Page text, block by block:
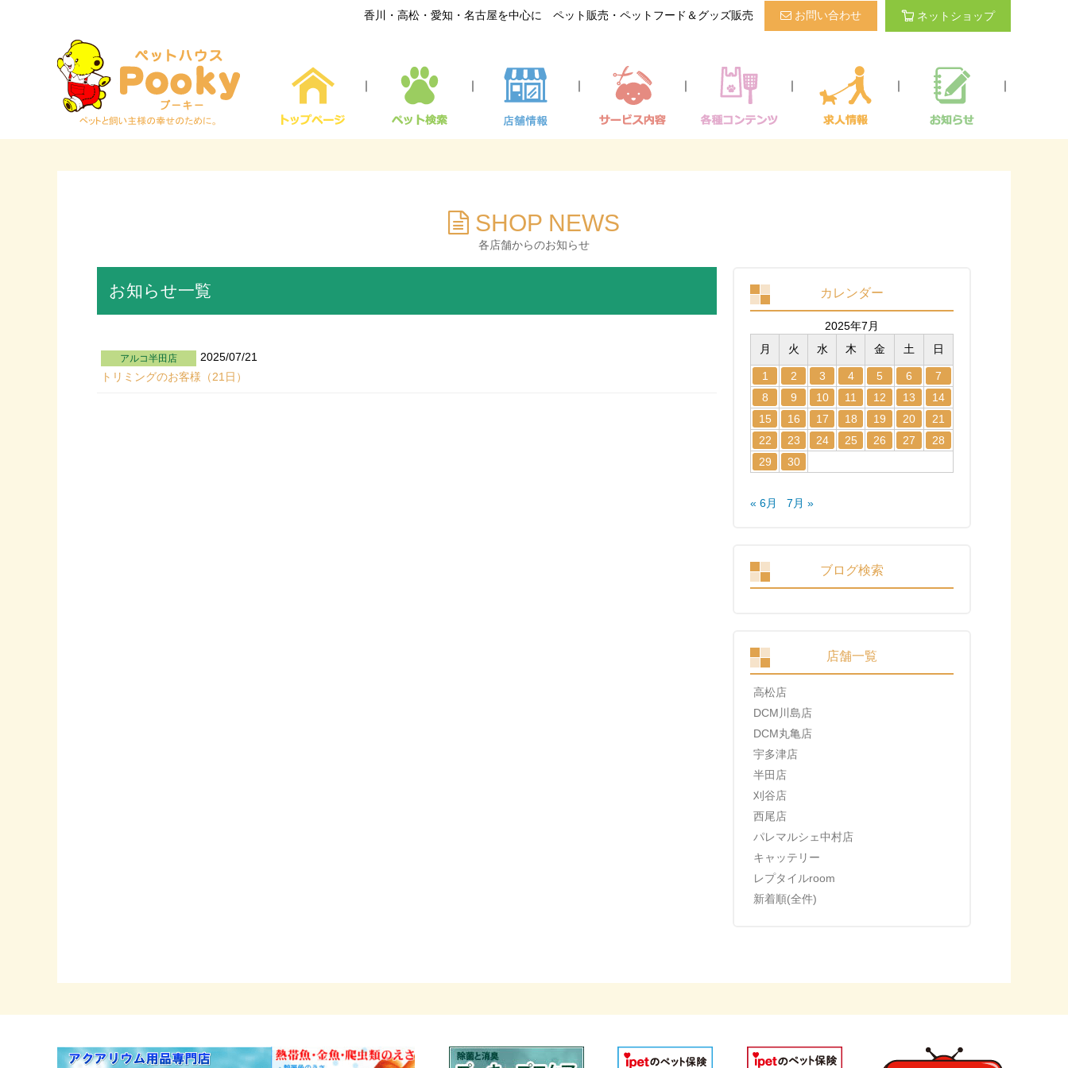
香川・高松・愛知・名古屋を中心に ペット販売・ペットフード＆グッズ販売 お問い合わせ ネットショップ
｜ ｜ ｜ ｜ ｜ ｜ ｜
SHOP NEWS
各店舗からのお知らせ
お知らせ一覧
アルコ半田店
2025/07/21
トリミングのお客様（21日）
カレンダー
2025年7月
月
火 水 木 金 土 日
1 2 3 4 5 6
7
8
9 10 11 12 13
14
15
16 17 18 19 20
21
22
23 24 25 26 27
28
29
30
« 6月 7月 »
ブログ検索
店舗一覧
高松店
DCM川島店
DCM丸亀店
宇多津店
半田店
刈谷店
西尾店
パレマルシェ中村店
キャッテリー
レプタイルroom
新着順(全件)